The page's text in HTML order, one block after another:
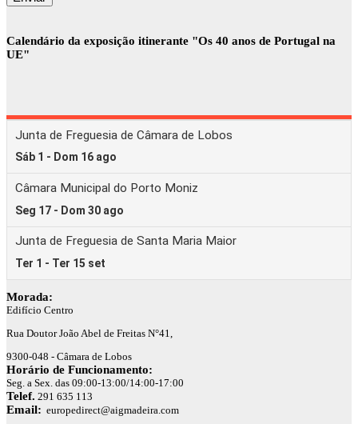
Calendário da exposição itinerante "Os 40 anos de Portugal na
UE"
Morada:
Edifício Centro
Rua Doutor João Abel de Freitas N°41,
9300-048 - Câmara de Lobos
Horário de Funcionamento:
Seg. a Sex. das 09:00-13:00/14:00-17:00
Telef. 291 635 113
Email: europedirect@aigmadeira.com